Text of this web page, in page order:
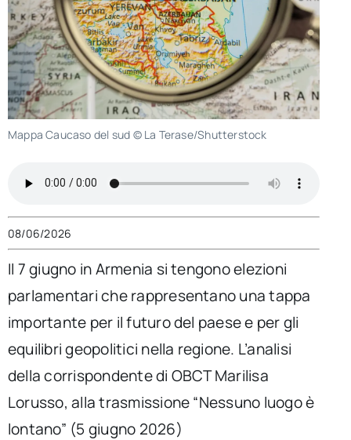
per:
Newsletter
Ita
Mappa Caucaso del sud © La Terase/Shutterstock
08/06/2026
Il 7 giugno in Armenia si tengono elezioni
parlamentari che rappresentano una tappa
importante per il futuro del paese e per gli
equilibri geopolitici nella regione. L’analisi
della corrispondente di OBCT Marilisa
Lorusso, alla trasmissione “Nessuno luogo è
lontano” (5 giugno 2026)